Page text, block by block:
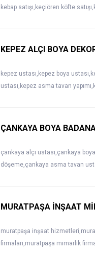
kebap satışı,keçiören köfte
KEPEZ ALÇI BOYA
kepez ustası,kepez boya
ustası,kepez asma tavan
ÇANKAYA BOYA
çankaya alçı ustası,çankaya
döşeme,çankaya asma tavan
MURATPAŞA İNŞAAT
muratpaşa inşaat
firmaları,muratpaşa mimarlık